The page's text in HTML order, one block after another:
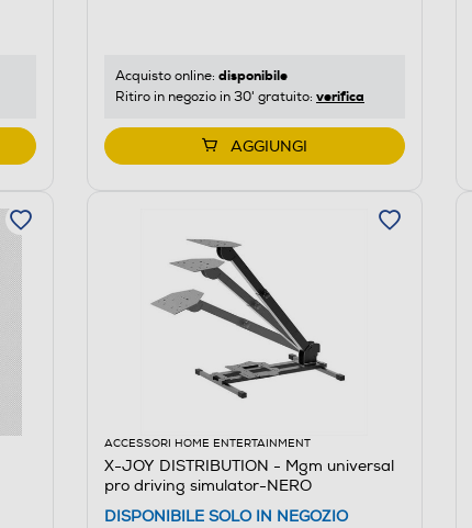
Acquisto online: disponibile
Ritiro in negozio in 30' gratuito: verifica
AGGIUNGI
ACCESSORI HOME ENTERTAINMENT
X-JOY DISTRIBUTION - Mgm universal
pro driving simulator-NERO
DISPONIBILE SOLO IN NEGOZIO